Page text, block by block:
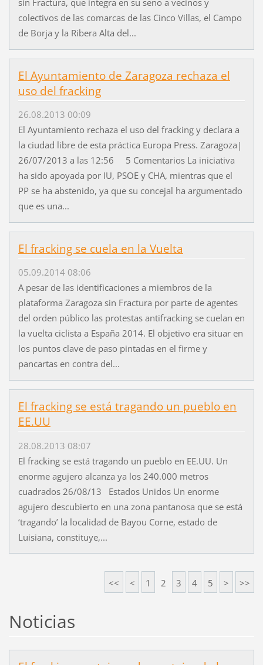
colectivos de las comarcas de las Cinco Villas, el Campo
de Borja y la Ribera Alta del...
El Ayuntamiento de Zaragoza rechaza el
uso del fracking
26.08.2013 00:09
El Ayuntamiento rechaza el uso del fracking y declara a
la ciudad libre de esta práctica Europa Press. Zaragoza|
26/07/2013 a las 12:56 5 Comentarios La iniciativa
ha sido apoyada por IU, PSOE y CHA, mientras que el
PP se ha abstenido, ya que su concejal ha argumentado
que es una...
El fracking se cuela en la Vuelta
05.09.2014 08:06
A pesar de las identificaciones a miembros de la
plataforma Zaragoza sin Fractura por parte de agentes
del orden público las protestas antifracking se cuelan en
la vuelta ciclista a España 2014. El objetivo era situar en
los puntos clave de paso pintadas en el firme y
pancartas en contra del...
El fracking se está tragando un pueblo en
EE.UU
28.08.2013 08:07
El fracking se está tragando un pueblo en EE.UU. Un
enorme agujero alcanza ya los 240.000 metros
cuadrados 26/08/13 Estados Unidos Un enorme
agujero descubierto en una zona pantanosa que se está
‘tragando’ la localidad de Bayou Corne, estado de
Luisiana, constituye,...
<< < 1 2 3 4 5 > >>
Noticias